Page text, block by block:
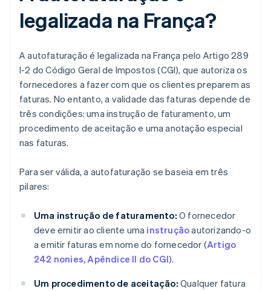
legalizada na França?
A autofaturação é legalizada na França pelo Artigo 289
I-2 do Código Geral de Impostos (CGI), que autoriza os
fornecedores a fazer com que os clientes preparem as
faturas. No entanto, a validade das faturas depende de
três condições: uma instrução de faturamento, um
procedimento de aceitação e uma anotação especial
nas faturas.
Para ser válida, a autofaturação se baseia em três
pilares:
Uma instrução de faturamento: O fornecedor
deve emitir ao cliente uma instruçãoautorizando-o
a emitir faturas em nome do fornecedor (Artigo
242 nonies, Apêndice II do CGI).
Um procedimento de aceitação: Qualquer fatura